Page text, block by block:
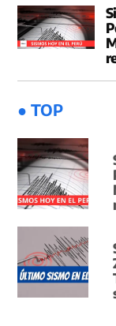
● TOP